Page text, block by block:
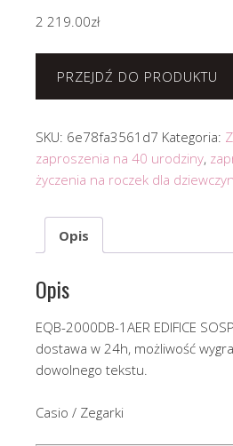
2 219.00zł
PRZEJDŹ DO PRODUKTU
SKU: 6e78fa3561d7 Kategoria:
zaproszenia na 40 urodziny,
życzenia na roczek dla
Opis
Opis
EQB-2000DB-1AER EDIFICE
dostawa w 24h, możliwość
dowolnego tekstu.
Casio / Zegarki